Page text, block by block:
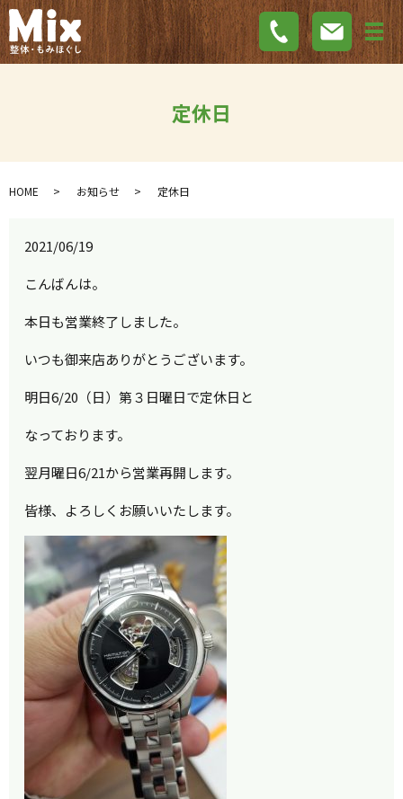
メ
定休日
HOME お知らせ 定休日
2021/06/19
こんばんは。
本日も営業終了しました。
いつも御来店ありがとうございます。
明日6/20（日）第３日曜日で定休日と
なっております。
翌月曜日6/21から営業再開します。
皆様、よろしくお願いいたします。